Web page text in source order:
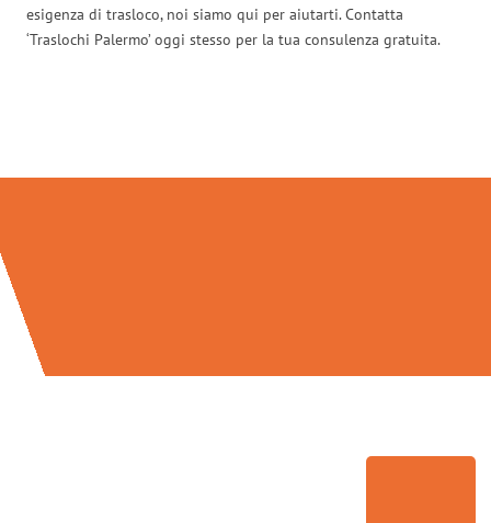
esigenza di trasloco, noi siamo qui per aiutarti. Contatta
‘Traslochi Palermo’ oggi stesso per la tua consulenza gratuita.